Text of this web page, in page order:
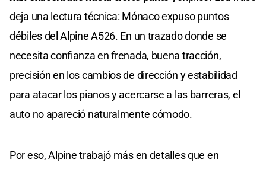
deja una lectura técnica: Mónaco expuso puntos
débiles del Alpine A526. En un trazado donde se
necesita confianza en frenada, buena tracción,
precisión en los cambios de dirección y estabilidad
para atacar los pianos y acercarse a las barreras, el
auto no apareció naturalmente cómodo.
Por eso, Alpine trabajó más en detalles que en